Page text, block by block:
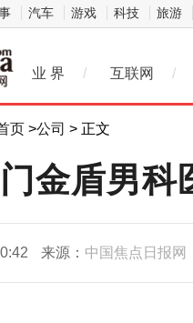
汽车 游戏 科技 旅游
业 界 / 互联网 /
页 >公司 > 正文
金盾男科
来源： 中国焦点日报网